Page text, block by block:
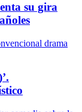
su gira